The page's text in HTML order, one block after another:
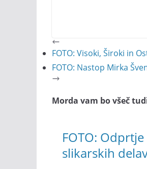
FOTO: Visoki, Široki in
FOTO: Nastop Mirka
Morda vam bo všeč
FOTO:
slikarskih